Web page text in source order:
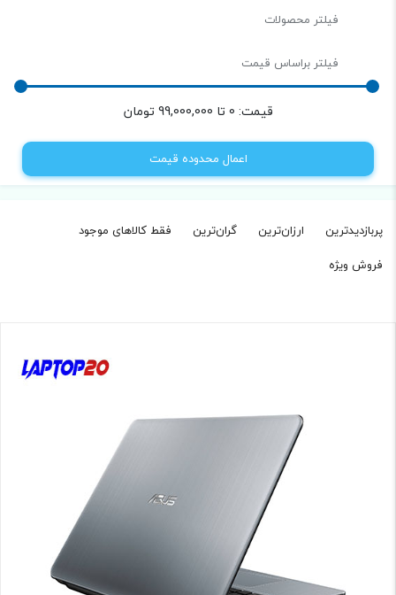
فیلتر محصولات
فیلتر براساس قیمت
قیمت: 0 تا 99,000,000 تومان
اعمال محدوده قیمت
پربازدیدترین ارزان‌ترین گران‌ترین
فقط کالاهای موجود‌
فروش ویژه